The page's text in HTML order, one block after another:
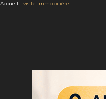
Accueil - visite immobilière